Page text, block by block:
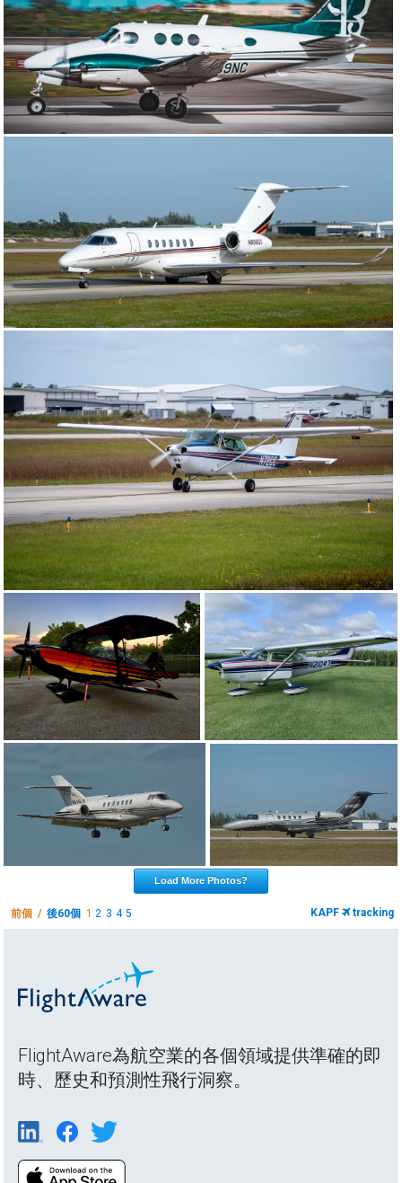
Load More Photos?
前個 /後60個 12 3 4 5 KAPF tracking
FlightAware為航空業的各個領域提供準確的即
時、歷史和預測性飛行洞察。